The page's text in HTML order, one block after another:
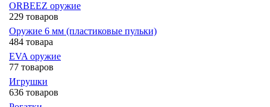
ORBEEZ оружие
229 товаров
Оружие 6 мм (пластиковые пульки)
484 товара
EVA оружие
77 товаров
Игрушки
636 товаров